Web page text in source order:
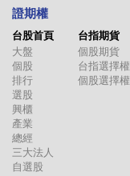
證期權
台股首頁
大盤
個股
排行
選股
興櫃
產業
總經
三大法人
自選股
台指期貨
個股期貨
台指選擇權
個股選擇權